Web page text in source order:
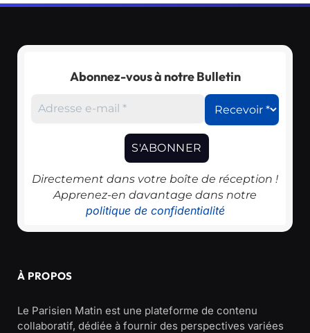
Abonnez-vous à notre Bulletin
Directement dans votre boîte de réception !
Apprenez-en davantage dans notre
politique de confidentialité
À PROPOS
Le Parisien Matin est une plateforme de contenu
collaboratif, dédiée à fournir des perspectives variées